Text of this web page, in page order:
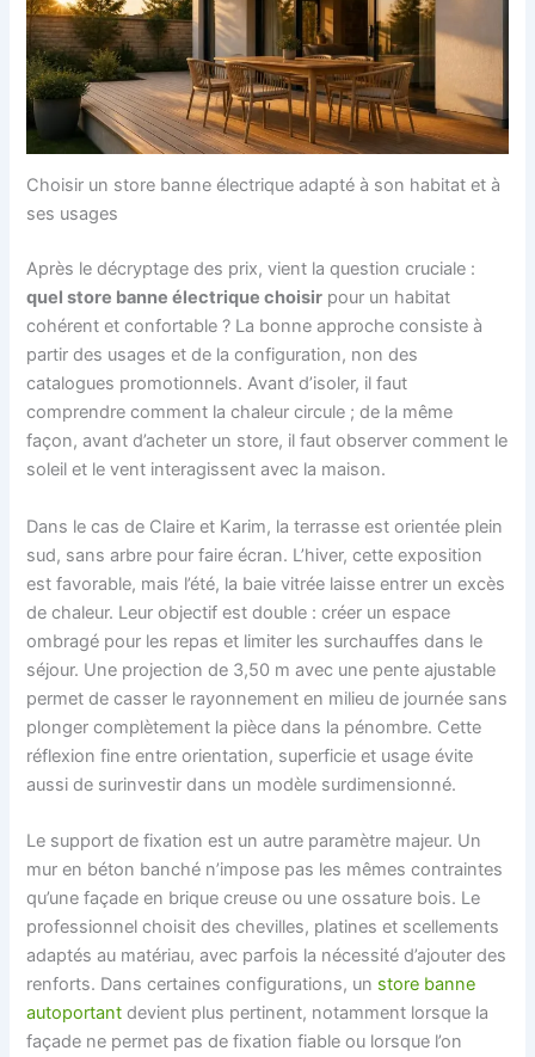
Choisir un store banne électrique adapté à son habitat et à
ses usages
Après le décryptage des prix, vient la question cruciale :
quel store banne électrique choisir pour un habitat
cohérent et confortable ? La bonne approche consiste à
partir des usages et de la configuration, non des
catalogues promotionnels. Avant d’isoler, il faut
comprendre comment la chaleur circule ; de la même
façon, avant d’acheter un store, il faut observer comment le
soleil et le vent interagissent avec la maison.
Dans le cas de Claire et Karim, la terrasse est orientée plein
sud, sans arbre pour faire écran. L’hiver, cette exposition
est favorable, mais l’été, la baie vitrée laisse entrer un excès
de chaleur. Leur objectif est double : créer un espace
ombragé pour les repas et limiter les surchauffes dans le
séjour. Une projection de 3,50 m avec une pente ajustable
permet de casser le rayonnement en milieu de journée sans
plonger complètement la pièce dans la pénombre. Cette
réflexion fine entre orientation, superficie et usage évite
aussi de surinvestir dans un modèle surdimensionné.
Le support de fixation est un autre paramètre majeur. Un
mur en béton banché n’impose pas les mêmes contraintes
qu’une façade en brique creuse ou une ossature bois. Le
professionnel choisit des chevilles, platines et scellements
adaptés au matériau, avec parfois la nécessité d’ajouter des
renforts. Dans certaines configurations, un store banne
autoportant devient plus pertinent, notamment lorsque la
façade ne permet pas de fixation fiable ou lorsque l’on